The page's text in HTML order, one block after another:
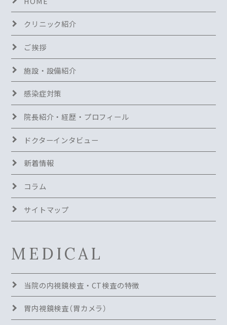
クリニック紹介
ご挨拶
施設・設備紹介
感染症対策
院長紹介・経歴・プロフィール
ドクターインタビュー
新着情報
コラム
サイトマップ
MEDICAL
当院の内視鏡検査・CT検査の特徴
胃内視鏡検査（胃カメラ）